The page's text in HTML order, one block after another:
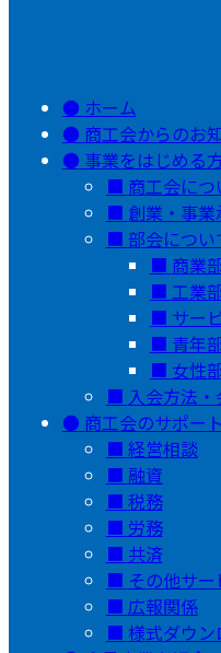
ホーム
商工会からのお
事業をはじめる
商工会につ
創業・事
部会につい
商業
工業
サー
青年
女性
入会方法
商工会のサポート
経営相談
融資
税務
労務
共済
その他サー
広報関係
様式ダウン